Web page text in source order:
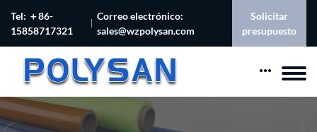
Tel: ＋86-
15858717321
Correo electrónico:
sales@wzpolysan.com
Solicitar
presupuesto